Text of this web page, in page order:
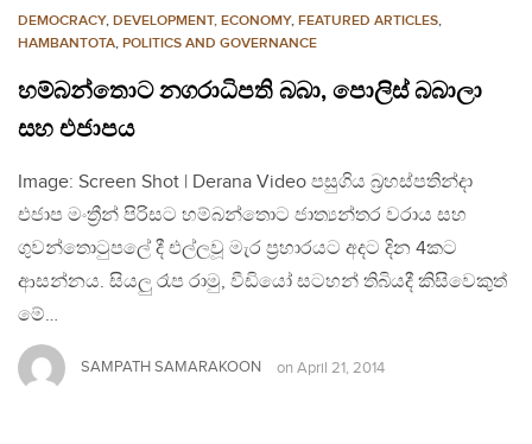
DEMOCRACY, DEVELOPMENT, ECONOMY, FEATURED ARTICLES,
HAMBANTOTA, POLITICS AND GOVERNANCE
හම්බන්තොට නගරාධිපති බබා, පොලිස් බබාලා
සහ එජාපය
Image: Screen Shot | Derana Video පසුගිය බ්‍රහස්පතින්දා
එජාප මංත්‍රීන් පිරිසට හම්බන්තොට ජාත්‍යන්තර වරාය සහ
ගුවන්තොටුපලේ දී එල්ලවූ මැර ප්‍රහාරයට අදට දින 4කට
ආසන්නය. සියලු රෑප රාමු, වීඩියෝ සටහන් තිබියදී කිසිවෙකුත්
මේ…
SAMPATH SAMARAKOON on April 21, 2014